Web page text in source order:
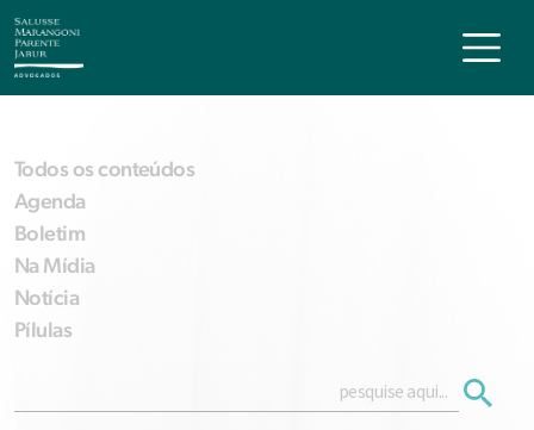
Todos os conteúdos
Agenda
Boletim
Na Mídia
Notícia
Pílulas